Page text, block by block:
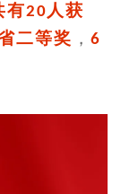
有20人获
二等奖 ，6